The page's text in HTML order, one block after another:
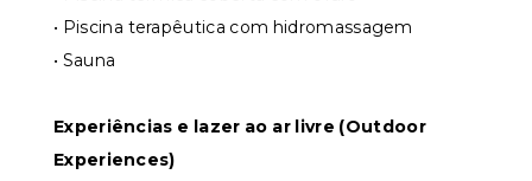
• Piscina terapêutica com hidromassagem
• Sauna
Experiências e lazer ao ar livre (Outdoor
Experiences)